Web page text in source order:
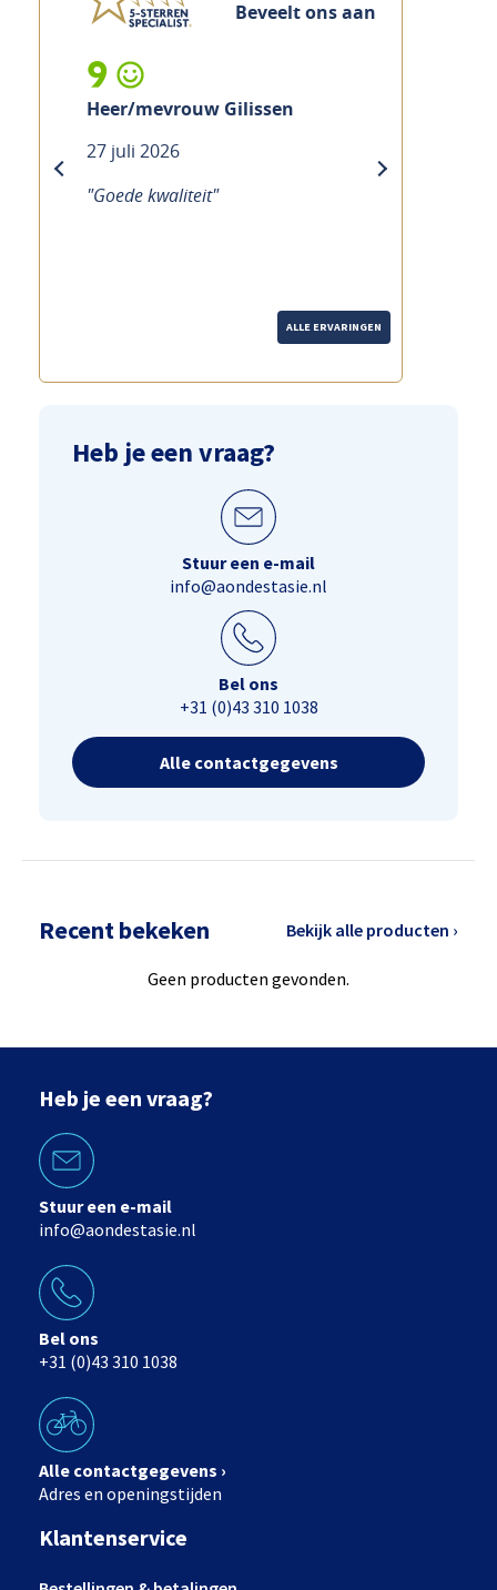
Beveelt ons aan
9
Heer/mevrouw Gilissen
27 juli 2026
"Goede kwaliteit"
next
ALLE ERVARINGEN
Heb je een vraag?
Stuur een e-mail
info@aondestasie.nl
Bel ons
+31 (0)43 310 1038
Alle contactgegevens
Recent bekeken Bekijk alle producten ›
Geen producten gevonden.
Heb je een vraag?
Stuur een e-mail
info@aondestasie.nl
Bel ons
+31 (0)43 310 1038
Alle contactgegevens ›
Adres en openingstijden
Klantenservice